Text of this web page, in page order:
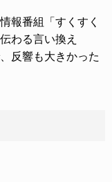
報番組「すくすく
わる言い換え
反響も大きかった